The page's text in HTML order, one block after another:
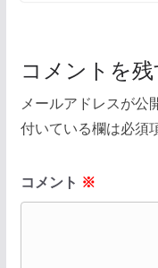
コメントを
メールアドレスが公
付いている欄は必須
コメント ※